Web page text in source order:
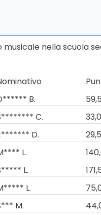
nella scuola
B.
C.
D.
L.
L.
L.
M.